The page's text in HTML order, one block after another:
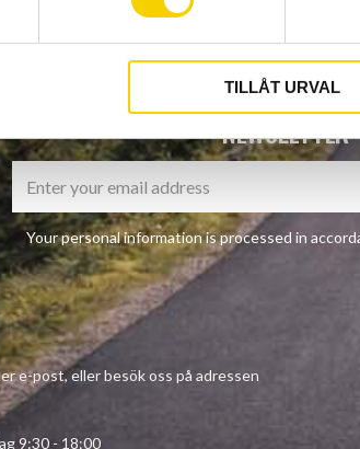
TILLÅT URVAL
NEWSLETTER
Your personal information is processed in
e-post, eller besök oss på adressen
- 18:00